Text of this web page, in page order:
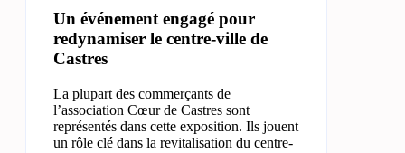
Un événement engagé pour
redynamiser le centre-ville de
Castres
La plupart des commerçants de
l’association Cœur de Castres sont
représentés dans cette exposition. Ils jouent
un rôle clé dans la revitalisation du centre-